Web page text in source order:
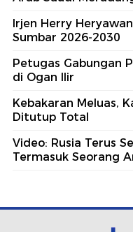
Irjen Herry
Sumbar 2026-2030
Petugas Gabungan
di Ogan Ilir
Kebakaran Meluas,
Ditutup Total
Video: Rusia Terus
Termasuk Seorang